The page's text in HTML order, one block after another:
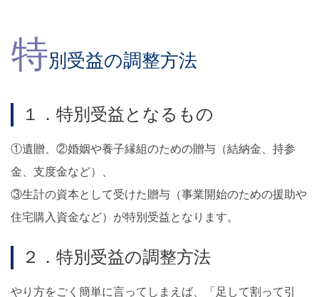
特別受益の調整方法
１．特別受益となるもの
①遺贈、②婚姻や養子縁組のための贈与（結納金、持参
金、支度金など）、
③生計の資本として受けた贈与（事業開始のための援助や
住宅購入資金など）が特別受益となります。
２．特別受益の調整方法
やり方をごく簡単に言ってしまえば、「足して割って引